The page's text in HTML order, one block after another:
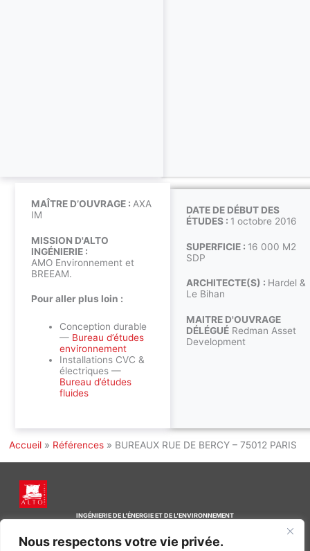
Nous respectons votre vie privée.
DATE DE DÉBUT DES
ÉTUDES : 1 octobre 2016
SUPERFICIE : 16 000 M2
SDP
ARCHITECTE(S) : Hardel &
Le Bihan
MAITRE D'OUVRAGE
DÉLÉGUÉRedman Asset
Development
MAÎTRE D’OUVRAGE : AXA
IM
MISSION D'ALTO
INGÉNIERIE :
AMO Environnement et
BREEAM.
Pour aller plus loin :
Conception durable
— Bureau d’études
environnement
Installations CVC &
électriques —
Bureau d’études
fluides
Accueil » Références » BUREAUX RUE DE BERCY – 75012 PARIS
INGÉNIERIE DE L’ÉNERGIE ET DE L’ENVIRONNEMENT